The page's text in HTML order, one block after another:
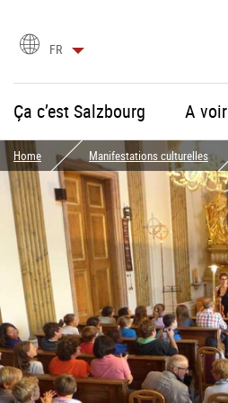
Choix
la
langue
FR
Ça c’est Salzbourg A voir
Home Manifestations culturelles